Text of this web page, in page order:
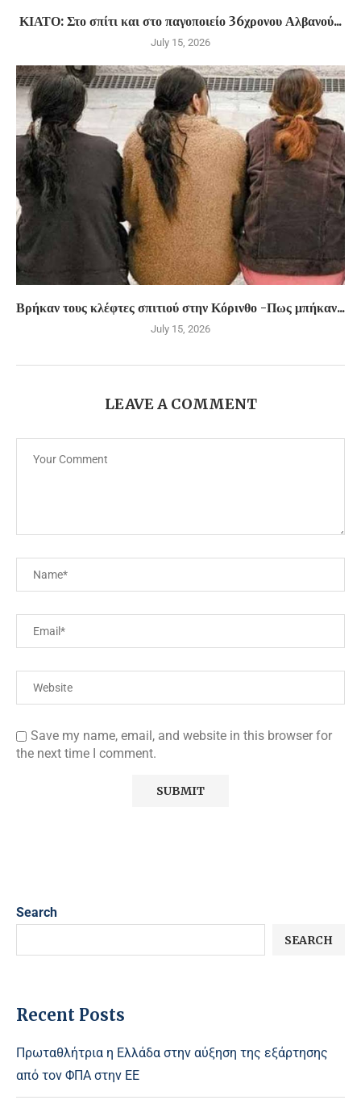
ΚΙΑΤΟ: Στο σπίτι και στο παγοποιείο 36χρονου Αλβανού...
July 15, 2026
Βρήκαν τους κλέφτες σπιτιού στην Κόρινθο -Πως μπήκαν...
July 15, 2026
LEAVE A COMMENT
Save my name, email, and website in this browser for
the next time I comment.
Search
SEARCH
Recent Posts
Πρωταθλήτρια η Ελλάδα στην αύξηση της εξάρτησης
από τον ΦΠΑ στην ΕΕ